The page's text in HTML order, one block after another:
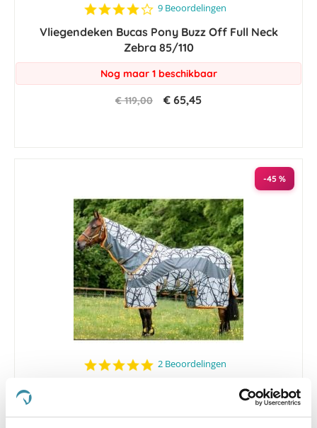
3.8
rating
9 Beoordelingen
Vliegendeken Bucas Pony Buzz Off Full Neck
Zebra 85/110
Nog maar 1 beschikbaar
€ 119,00 € 65,45
-45 %
5.0
2 Beoordelingen
Vliegendeken Horseware Amigo 3-in-1 camofly
Nog maar 1 beschikbaar